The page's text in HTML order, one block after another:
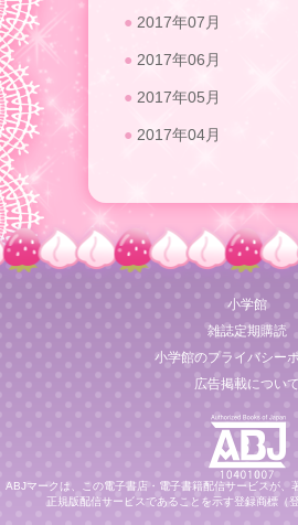
2017年07月
2017年06月
2017年05月
2017年04月
小学館
雑誌定期購読
小学館のプライバシー
広告掲載について
ABJマークは、この電子書店・電子書籍配信サービスが、
正規版配信サービスであることを示す登録商標（